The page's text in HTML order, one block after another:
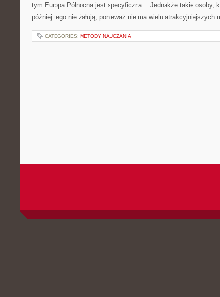
tym Europa Północna jest specyficzna… Jednakże takie osoby,
później tego nie żałują, ponieważ nie ma wielu
CATEGORIES: METODY NAUCZANIA